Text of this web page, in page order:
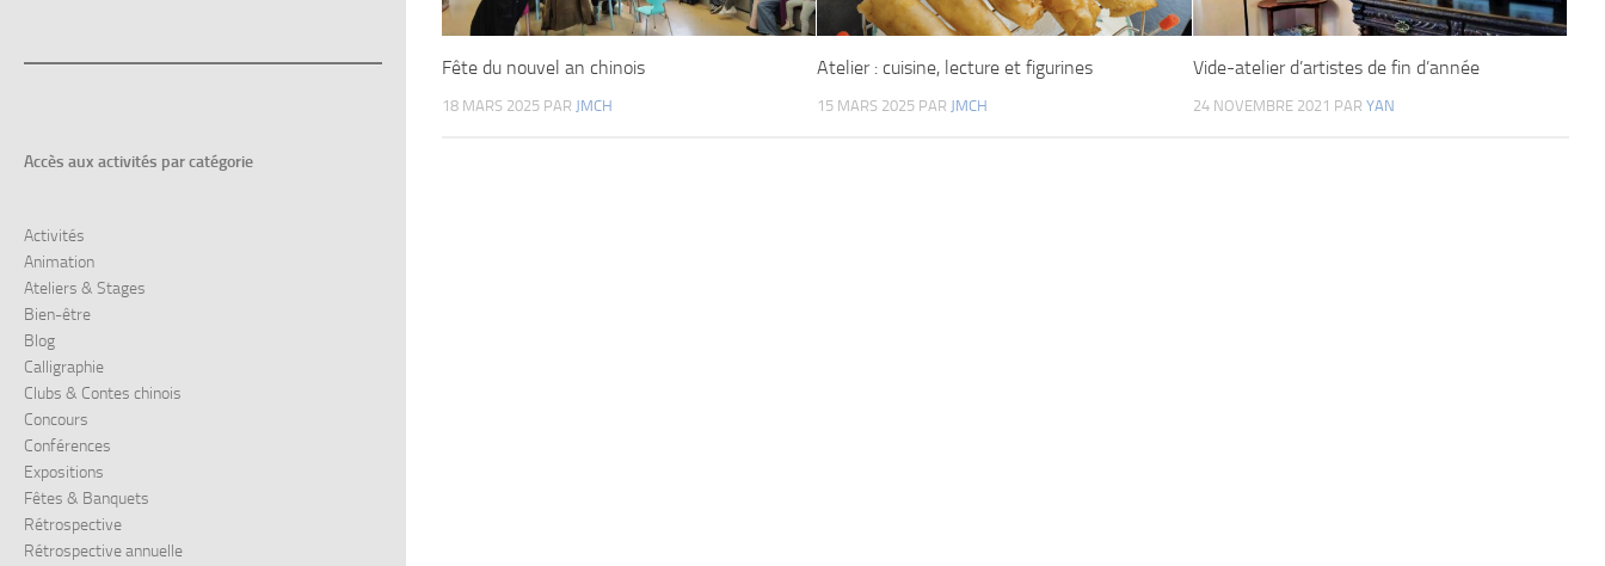
Fête du nouvel an chinois
18 MARS 2025 PAR JMCH
Atelier : cuisine, lecture et figurines
15 MARS 2025 PAR JMCH
Vide-atelier d’artistes de fin d’année
24 NOVEMBRE 2021 PAR YAN
Accès aux activités par catégorie
Activités
Animation
Ateliers & Stages
Bien-être
Blog
Calligraphie
Clubs & Contes chinois
Concours
Conférences
Expositions
Fêtes & Banquets
Rétrospective
Rétrospective annuelle